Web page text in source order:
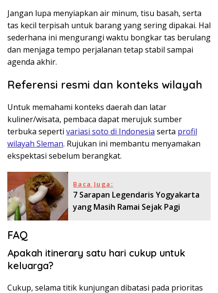
Jangan lupa menyiapkan air minum, tisu basah, serta
tas kecil terpisah untuk barang yang sering dipakai. Hal
sederhana ini mengurangi waktu bongkar tas berulang
dan menjaga tempo perjalanan tetap stabil sampai
agenda akhir.
Referensi resmi dan konteks wilayah
Untuk memahami konteks daerah dan latar
kuliner/wisata, pembaca dapat merujuk sumber
terbuka seperti variasi soto di Indonesia serta profil
wilayah Sleman. Rujukan ini membantu menyamakan
ekspektasi sebelum berangkat.
Baca Juga:
7 Sarapan Legendaris Yogyakarta
yang Masih Ramai Sejak Pagi
FAQ
Apakah itinerary satu hari cukup untuk
keluarga?
Cukup, selama titik kunjungan dibatasi pada prioritas